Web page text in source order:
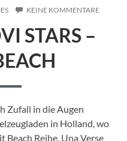
KEINE KOMMENTAREZU
STARS –
Zufall in die Augen
in Holland, wo
Beach Reihe, Una Verse